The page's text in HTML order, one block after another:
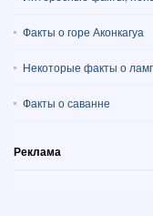
Факты о горе Аконкагуа
Некоторые факты о
Факты о саванне
Реклама